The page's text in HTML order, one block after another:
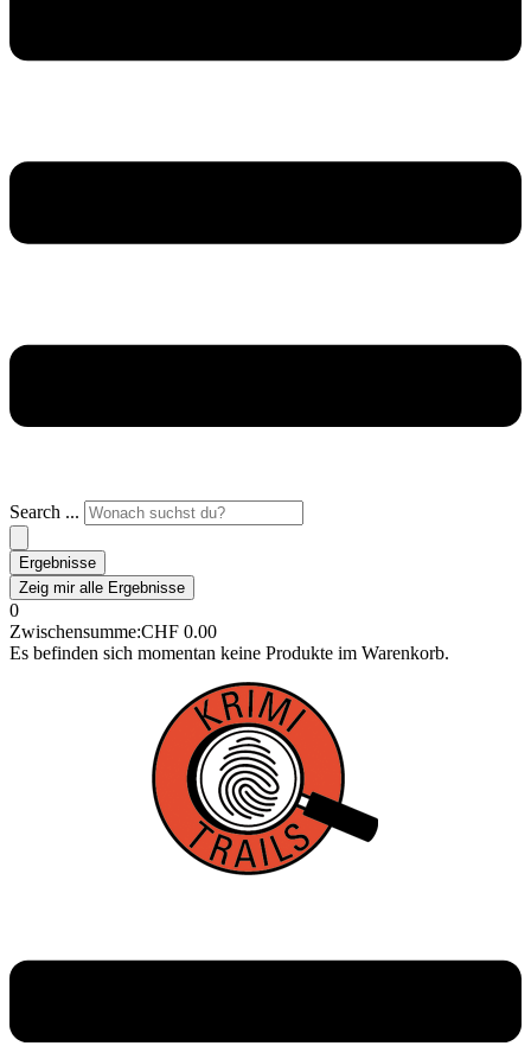
Search ...
Ergebnisse
Zeig mir alle Ergebnisse
0
Zwischensumme:CHF 0.00
Es befinden sich momentan keine Produkte im Warenkorb.